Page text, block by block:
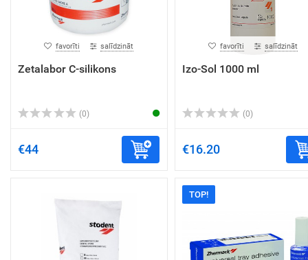
favorīti salīdzināt
Zetalabor C-silikons
(0)
€44
favorīti salīdzināt
Izo-Sol 1000 ml
(0)
€16.20
TOP!